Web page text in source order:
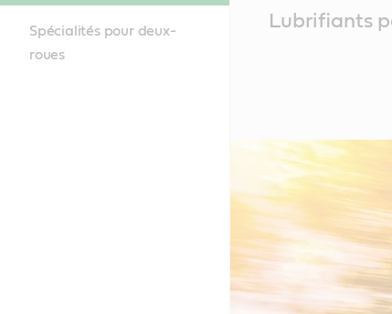
Spécialités pour deux-
roues
ContentLubrifiants